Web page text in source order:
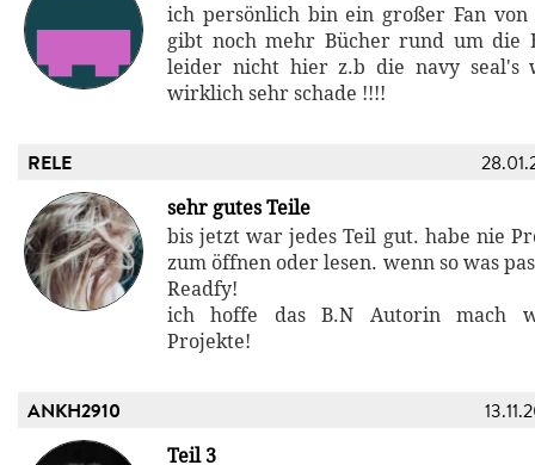
ich persönlich bin ein großer Fan von
gibt noch mehr Bücher rund um die
leider nicht hier z.b die navy seal's
wirklich sehr schade !!!!
RELE
sehr gutes Teile
bis jetzt war jedes Teil gut. habe nie
zum öffnen oder lesen. wenn so was
Readfy!
ich hoffe das B.N Autorin mach
Projekte!
ANKH2910
Teil 3